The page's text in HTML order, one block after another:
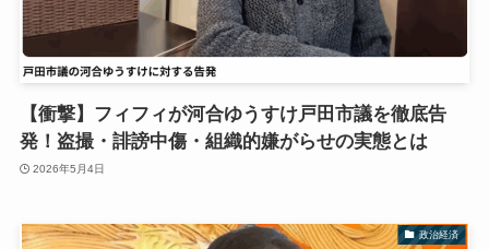
【衝撃】フィフィが河合ゆうすけ戸田市議を徹底告
発！盗撮・誹謗中傷・組織的嫌がらせの実態とは
2026年5月4日
政治経済